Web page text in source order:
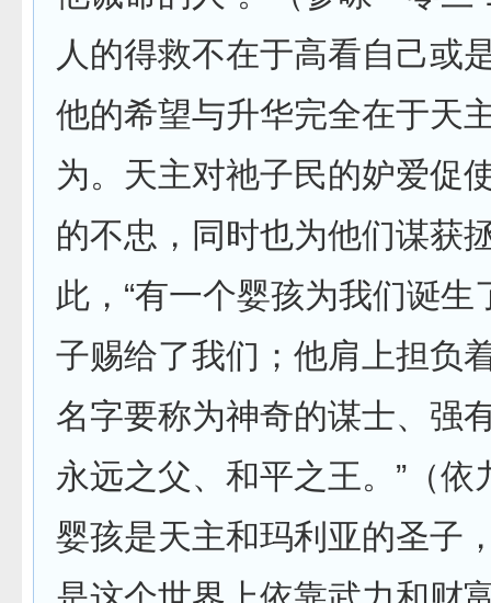
人的得救不在于高看自己或
他的希望与升华完全在于天
为。天主对祂子民的妒爱促
的不忠，同时也为他们谋获
此，“有一个婴孩为我们诞生
子赐给了我们；他肩上担负
名字要称为神奇的谋士、强
永远之父、和平之王。”（依
婴孩是天主和玛利亚的圣子